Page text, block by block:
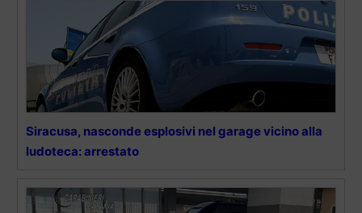
Siracusa, nasconde esplosivi nel garage vicino alla
ludoteca: arrestato